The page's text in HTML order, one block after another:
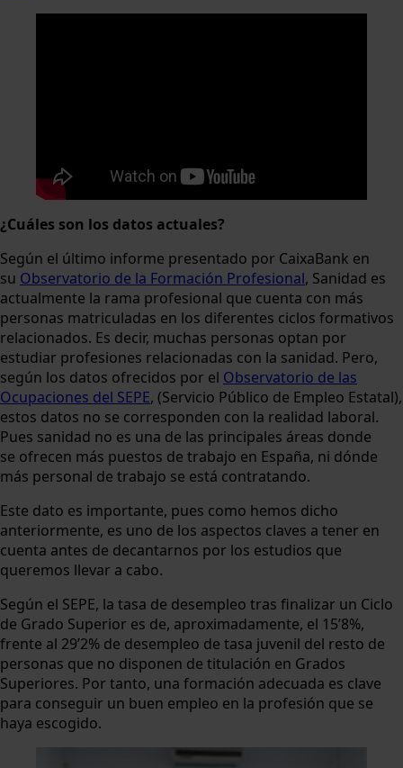
¿Cuáles son los datos actuales?
Según el último informe presentado por CaixaBank en
su Observatorio de la Formación Profesional, Sanidad es
actualmente la rama profesional que cuenta con más
personas matriculadas en los diferentes ciclos formativos
relacionados. Es decir, muchas personas optan por
estudiar profesiones relacionadas con la sanidad. Pero,
según los datos ofrecidos por el Observatorio de las
Ocupaciones del SEPE, (Servicio Público de Empleo Estatal),
estos datos no se corresponden con la realidad laboral.
Pues sanidad no es una de las principales áreas donde
se ofrecen más puestos de trabajo en España, ni dónde
más personal de trabajo se está contratando.
Este dato es importante, pues como hemos dicho
anteriormente, es uno de los aspectos claves a tener en
cuenta antes de decantarnos por los estudios que
queremos llevar a cabo.
Según el SEPE, la tasa de desempleo tras finalizar un Ciclo
de Grado Superior es de, aproximadamente, el 15’8%,
frente al 29’2% de desempleo de tasa juvenil del resto de
personas que no disponen de titulación en Grados
Superiores. Por tanto, una formación adecuada es clave
para conseguir un buen empleo en la profesión que se
haya escogido.